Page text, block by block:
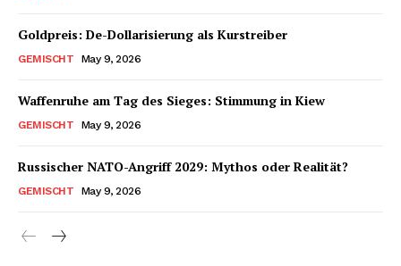
Goldpreis: De-Dollarisierung als Kurstreiber
GEMISCHT May 9, 2026
Waffenruhe am Tag des Sieges: Stimmung in Kiew
GEMISCHT May 9, 2026
Russischer NATO-Angriff 2029: Mythos oder Realität?
GEMISCHT May 9, 2026